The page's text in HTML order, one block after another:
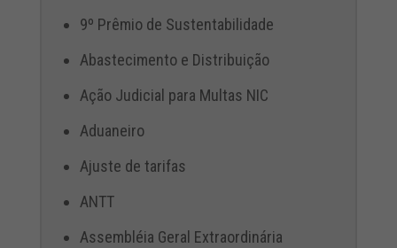
9º Prêmio de Sustentabilidade
Abastecimento e Distribuição
Ação Judicial para Multas NIC
Aduaneiro
Ajuste de tarifas
ANTT
Assembléia Geral Extraordinária